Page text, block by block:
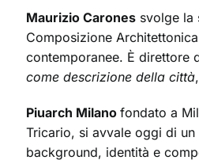
Maurizio Carones svolge la
Composizione
contemporanee. È direttore
come descrizione della città
Piuarch Milanofondato a
Tricario, si avvale oggi di
background, identità e